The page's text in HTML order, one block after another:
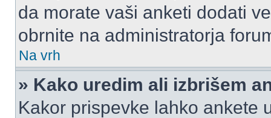
da morate vaši anketi dodati
obrnite na administratorja
Na vrh
» Kako uredim ali izbrišem
Kakor prispevke lahko ankete